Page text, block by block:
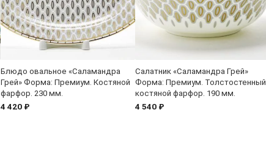
Блюдо овальное «Саламандра
Грей» Форма: Премиум. Костяной
фарфор. 230 мм.
4 420 ₽
Салатник «Саламандра Грей»
Форма: Премиум. Толстостенный
костяной фарфор. 190 мм.
4 540 ₽